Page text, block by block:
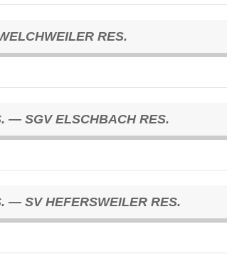
RES.
— SGV ELSCHBACH RES.
— SV HEFERSWEILER RES.